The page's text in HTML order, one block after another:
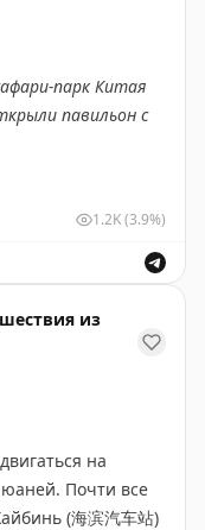
парк Китая
павильон с
– парень,
родилась
предпочитает
у них, прямо
с климат-
на случай
зоны
с
1.2K(3.9%)
из
на
юаней. Почти все
(海滨汽车站)